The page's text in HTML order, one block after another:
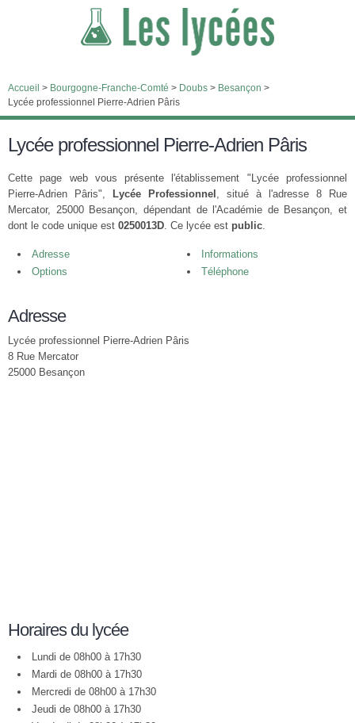
Accueil > Bourgogne-Franche-Comté > Doubs > Besançon >
Lycée professionnel Pierre-Adrien Pâris
Lycée professionnel Pierre-Adrien Pâris
Cette page web vous présente l'établissement "Lycée professionnel
Pierre-Adrien Pâris",
Lycée Professionnel , situé à l'adresse 8 Rue
Mercator, 25000 Besançon, dépendant de l'Académie de Besançon, et
dont le code unique est 0250013D. Ce lycée est public.
Adresse
Informations
Options
Téléphone
Adresse
Lycée professionnel Pierre-Adrien Pâris
8 Rue Mercator
25000 Besançon
Horaires du lycée
Lundi de 08h00 à 17h30
Mardi de 08h00 à 17h30
Mercredi de 08h00 à 17h30
Jeudi de 08h00 à 17h30